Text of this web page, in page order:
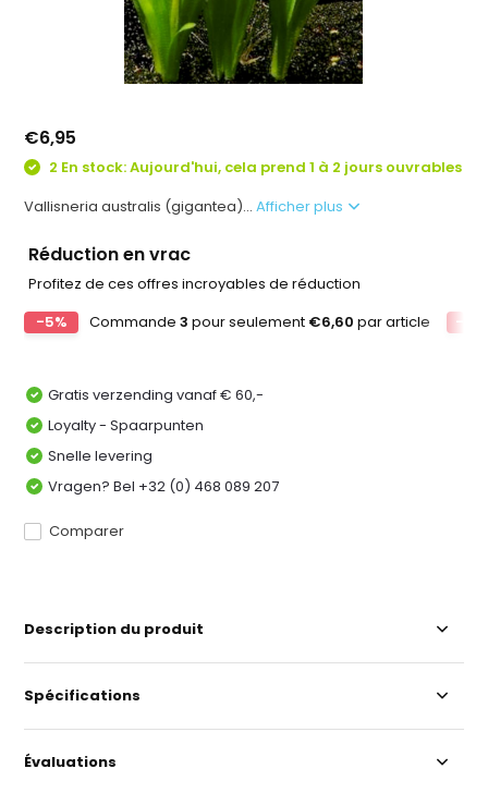
€6,95
2 En stock: Aujourd'hui, cela prend 1 à 2 jours ouvrables
Vallisneria australis (gigantea)...Afficher plus
Réduction en vrac
Profitez de ces offres incroyables de réduction
-5%
Commande3 pour seulement €6,60 par article -
Gratis verzending vanaf € 60,-
Loyalty - Spaarpunten
Snelle levering
Vragen? Bel +32 (0) 468 089 207
Comparer
Description du produit
Spécifications
Évaluations